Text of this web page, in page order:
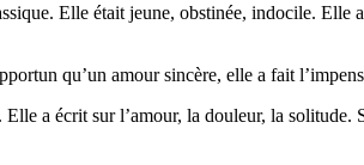
Elle était jeune, obstinée, indocile. Elle
qu’un amour sincère, elle a fait
a écrit sur l’amour, la douleur, la